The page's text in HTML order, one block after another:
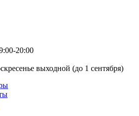
20:00
выходной (до 1 сентября)